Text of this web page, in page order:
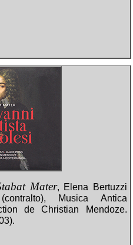
Mater, Elena Bertuzzi
Musica Antica
de Christian Mendoze.